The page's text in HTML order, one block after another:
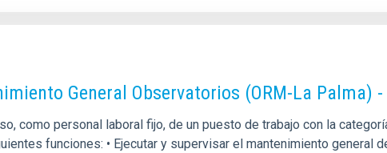
General Observatorios (ORM-La Palma)
como personal laboral fijo, de un puesto de trabajo con la
funciones: • Ejecutar y supervisar el mantenimiento